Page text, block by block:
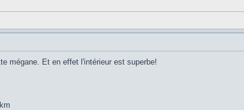
mégane. Et en effet l'intérieur est superbe!